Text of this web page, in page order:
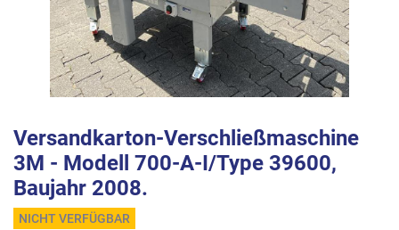
Versandkarton-Verschließmaschine
3M - Modell 700-A-I/Type 39600,
Baujahr 2008.
NICHT VERFÜGBAR